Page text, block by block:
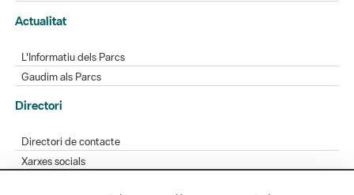
Actualitat
L'Informatiu dels Parcs
Gaudim als Parcs
Directori
Directori de contacte
Xarxes socials